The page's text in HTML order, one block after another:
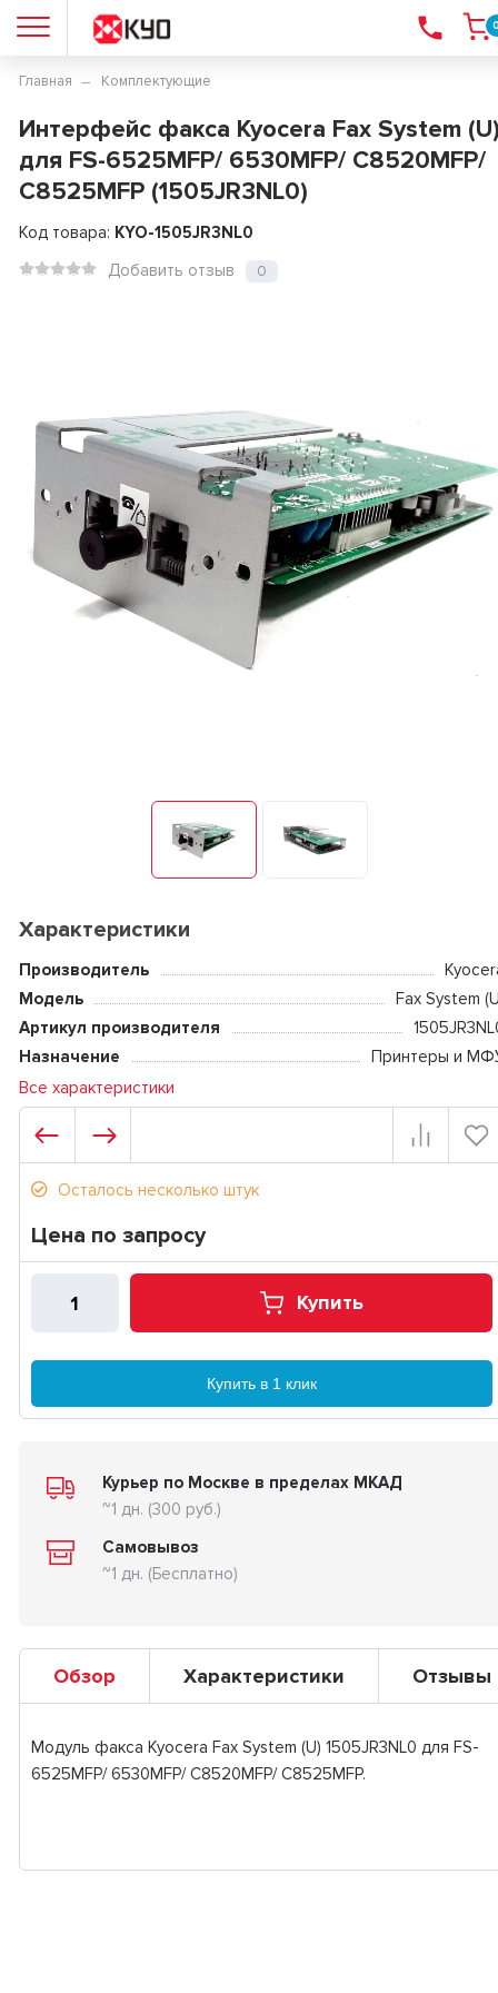
Главная Комплектующие
Интерфейс факса Kyocera Fax System
для FS-6525MFP/ 6530MFP/ C8520MFP/
C8525MFP (1505JR3NL0)
Код товара: KYO-1505JR3NL0
Добавить отзыв
0
Характеристики
Производитель
Модель
Fax System
Артикул производителя
Назначение
Принтеры и
Все характеристики
Осталось несколько штук
Цена по запросу
Купить
Купить в 1 клик
Курьер по Москве в пределах МКАД
~1 дн. (300 руб.)
Самовывоз
~1 дн. (Бесплатно)
Обзор Характеристики Отзывы
Модуль факса Kyocera Fax System (U) 1505JR3NL0 для FS-
6525MFP/ 6530MFP/ C8520MFP/ C8525MFP.